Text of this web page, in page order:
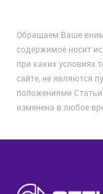
Обращаем Ваше
содержимое носит
при каких условиях
сайте, не являются
положениями
изменена в любое